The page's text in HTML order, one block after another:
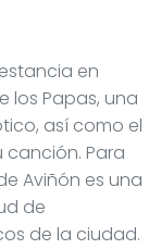
en
los Papas, una
así como el
canción. Para
Aviñón es una
de
de la ciudad.